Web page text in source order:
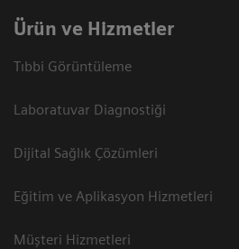
Ürün ve Hizmetler
Tıbbi Görüntüleme
Laboratuvar Diagnostiği
Dijital Sağlık Çözümleri
Eğitim ve Aplikasyon Hizmetleri
Müşteri Hizmetleri